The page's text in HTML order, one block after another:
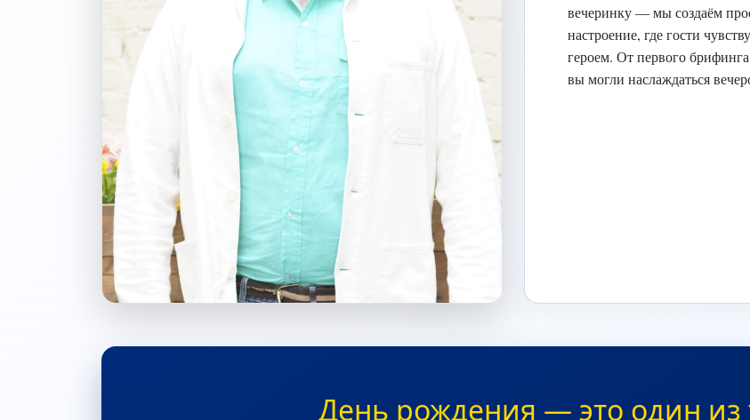
вечеринку — мы создаём
настроение, где гости
героем. От первого
вы могли наслаждаться
День рождения — это один из